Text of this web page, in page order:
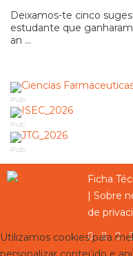
Deixamos-te cinco
estudante que
an ...
Pub
Pub
Pub
Ficha
| Sobre
de
Utilizamos cookies para